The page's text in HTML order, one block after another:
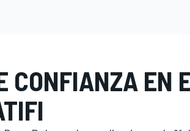
CONFIANZA EN